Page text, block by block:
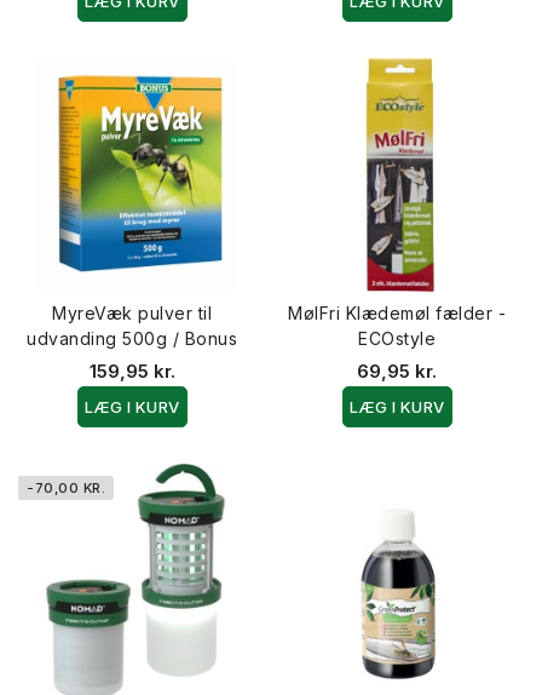
MyreVæk pulver til
udvanding 500g / Bonus
159,95 kr.
LÆG I KURV
MølFri Klædemøl fælder -
ECOstyle
69,95 kr.
LÆG I KURV
-70,00 KR.